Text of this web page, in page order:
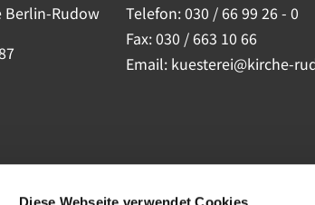
Diese Webseite verwendet Cookies
Berlin-Rudow
Telefon:030 / 66 99 26 - 0
Fax: 030 / 663 10 66
Email: kuesterei@kirche-